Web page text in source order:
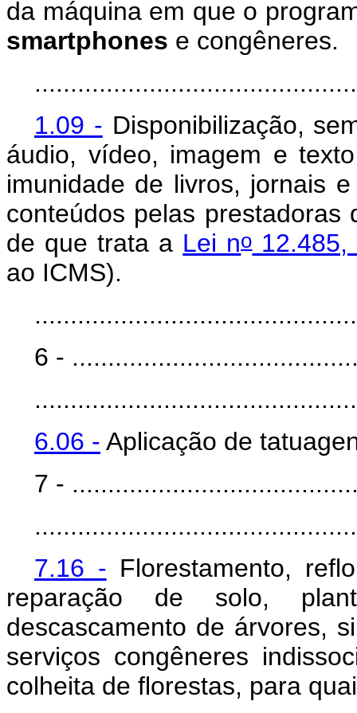
da máquina em que o
smartphones e congêneres.
1.09 - Disponibilização,
áudio, vídeo, imagem e
imunidade de livros, jornais
conteúdos pelas prestadoras
de que trata a Lei no12.485,
ao ICMS).
6 -
6.06 - Aplicação de
7 -
7.16 - Florestamento,
reparação de solo,
descascamento de árvores,
serviços congêneres
colheita de florestas, para